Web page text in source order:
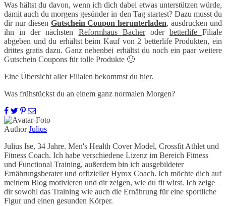
Was hältst du davon, wenn ich dich dabei etwas unterstützen würde,
damit auch du morgens gesünder in den Tag startest? Dazu musst du
dir nur diesen Gutschein Coupon herunterladen, ausdrucken und
ihn in der nächsten Reformhaus Bacheroder betterlife Filiale
abgeben und du erhältst beim Kauf von 2 betterlife Produkten, ein
drittes gratis dazu. Ganz nebenbei erhältst du noch ein paar weitere
Gutschein Coupons für tolle Produkte 🙂
Eine Übersicht aller Filialen bekommst du hier.
Was frühstückst du an einem ganz normalen Morgen?
Author Julius
Julius Ise, 34 Jahre. Men's Health Cover Model, Crossfit Athlet und
Fitness Coach. Ich habe verschiedene Lizenz im Bereich Fitness
und Functional Training, außerdem bin ich ausgebildeter
Ernährungsberater und offizieller Hyrox Coach. Ich möchte dich auf
meinem Blog motivieren und dir zeigen, wie du fit wirst. Ich zeige
dir sowohl das Training wie auch die Ernährung für eine sportliche
Figur und einen gesunden Körper.